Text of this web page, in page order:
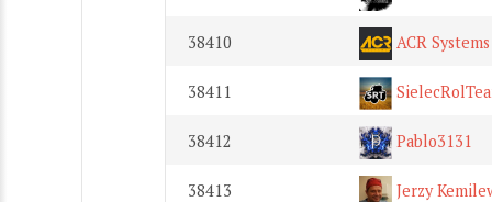
38410 ACR
38411
38412 Pablo3131
38413 Jerzy